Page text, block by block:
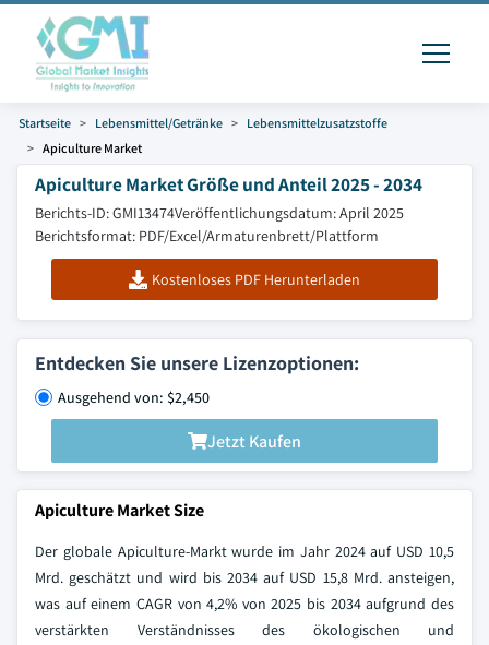
Startseite Lebensmittel/Getränke
Lebensmittelzusatzstoffe
Apiculture Market
Apiculture Market Größe und Anteil 2025 - 2034
Berichts-ID: GMI13474Veröffentlichungsdatum: April 2025
Berichtsformat: PDF/Excel/Armaturenbrett/Plattform
Kostenloses PDF Herunterladen
Entdecken Sie unsere Lizenzoptionen:
Ausgehend von: $2,450
Jetzt Kaufen
Apiculture Market Size
Der globale Apiculture-Markt wurde im Jahr 2024 auf USD 10,5
Mrd. geschätzt und wird bis 2034 auf USD 15,8 Mrd. ansteigen,
was auf einem CAGR von 4,2% von 2025 bis 2034 aufgrund des
verstärkten Verständnisses des ökologischen und